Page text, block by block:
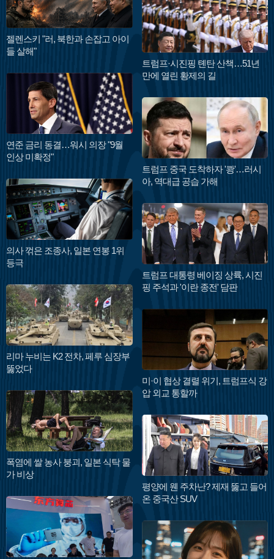
젤렌스키 "러, 북한과 손잡고 아이
들 살해"
연준 금리 동결…워시 의장 "9월
인상 미확정"
의사 꺾은 조종사, 일본 연봉 1위
등극
리마 누비는 K2 전차, 페루 심장부
뚫었다
폭염에 쌀 농사 붕괴, 일본 식탁 물
가 비상
트럼프·시진핑 톈탄 산책…51년
만에 열린 황제의 길
트럼프 중국 도착하자 '쾅'…러시
아, 역대급 공습 가해
트럼프 대통령 베이징 상륙, 시진
핑 주석과 '이란 종전' 담판
미·이 협상 결렬 위기, 트럼프식 강
압 외교 통할까
평양에 웬 주차난? 제재 뚫고 들어
온 중국산 SUV